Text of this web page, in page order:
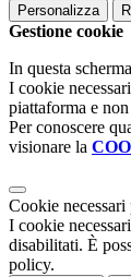
Personalizza
Gestione cookie
In questa
I cookie
piattaforma e
Per conoscere
visionare la
Cookie
I cookie
disabilitati. È
policy.